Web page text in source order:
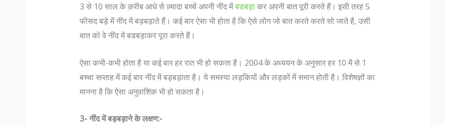
3 से 10 साल के क़रीब आधे से ज़्यादा बच्चें अपनी नींद मेंबडबड़ाकर अपनी बात पूरी करते हैं। इसी तरह 5
फीसद बड़े में नींद में बड़बड़ाते हैं। कई बार ऐसा भी होता है कि ऐसे लोग जो बात करते करते सो जाते है, उसी
बात को वे नींद में बडबड़ाकर पूरा करते हैं।
ऐसा कभी-कभी होता है या कई बार हर रात भी हो सकता है। 2004 के अध्ययन के अनुसार हर 10 में से 1
बच्चा सप्ताह में कई बार नींद में बड़बड़ाता है। ये समस्या लड़कियों और लड़कों में समान होती है। विशेषज्ञों का
मानना है कि ऐसा अनुवाशिंक भी हो सकता है।
3- नींद में बड़बड़ाने के लक्षण:-
डॉक्टर भारत जैसे सहिष्णु देश में :
: सहिष्णु देश में .. मैं एक मुस्लिम महिला
है। मेरा परिवार कुवैत में रहता है।
जानिए भारतीय सेना मे पद और उन के पदचिन्हों के बारे
में…
Col K D Pathak (Retd) के अनुसार "एक फ़ौजी का
है जो रिटायर होता है"| इस पर आगे बढ़ते हुए Lt Gen P
N Hoon (Retd) कहते है कि "Rank is earned...
दिल्ली में लश्कर के फिदायीन हमले की साजिश, नाम
बदलकर राजधानी में छिपे 3 आतंकी
दोनों किसी भी जगह पर कभी भी फिदाईन हमले कर